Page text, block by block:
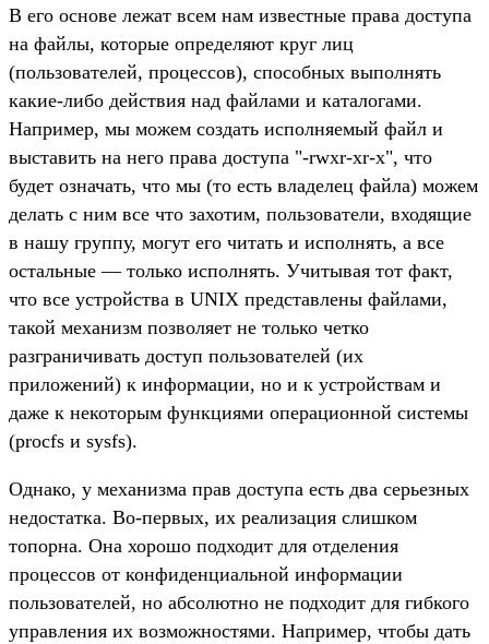
В его основе лежат всем нам известные права доступа
на файлы, которые определяют круг лиц
(пользователей, процессов), способных выполнять
какие-либо действия над файлами и каталогами.
Например, мы можем создать исполняемый файл и
выставить на него права доступа "-rwxr-xr-x", что
будет означать, что мы (то есть владелец файла) можем
делать с ним все что захотим, пользователи, входящие
в нашу группу, могут его читать и исполнять, а все
остальные — только исполнять. Учитывая тот факт,
что все устройства в UNIX представлены файлами,
такой механизм позволяет не только четко
разграничивать доступ пользователей (их
приложений) к информации, но и к устройствам и
даже к некоторым функциями операционной системы
(procfs и sysfs).
Однако, у механизма прав доступа есть два серьезных
недостатка. Во-первых, их реализация слишком
топорна. Она хорошо подходит для отделения
процессов от конфиденциальной информации
пользователей, но абсолютно не подходит для гибкого
управления их возможностями. Например, чтобы дать